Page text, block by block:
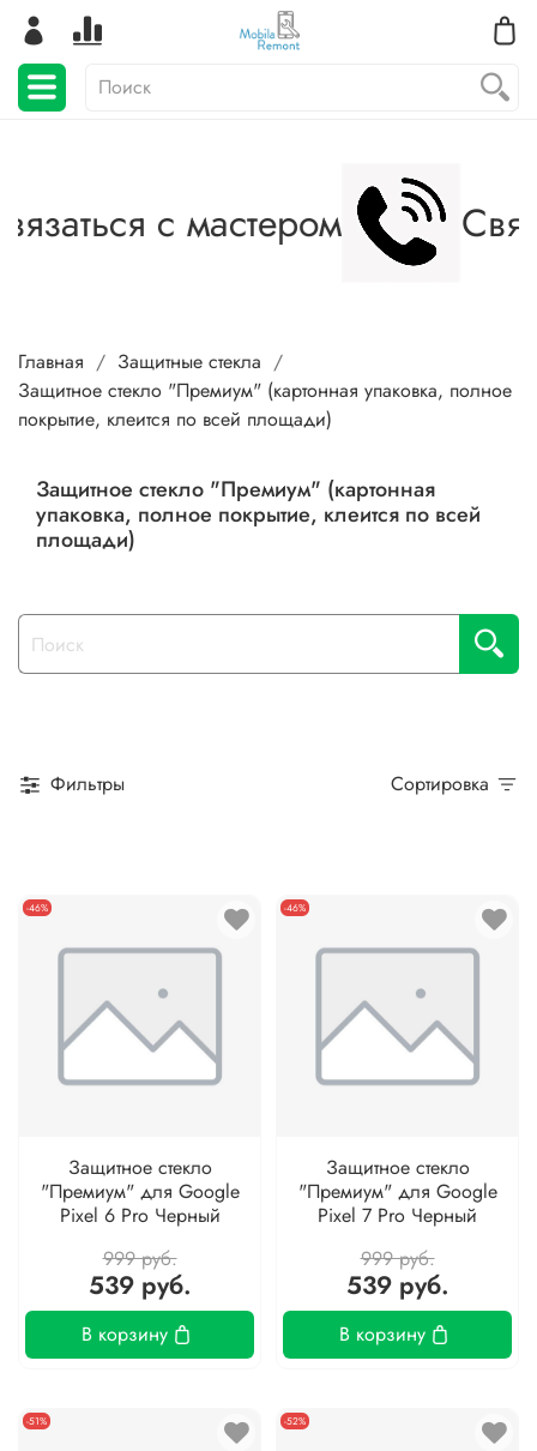
с мастером
Главная
Защитные стекла
Защитное стекло "Премиум" (картонная упаковка, полное
покрытие, клеится по всей площади)
Защитное стекло "Премиум" (картонная
упаковка, полное покрытие, клеится по всей
площади)
Фильтры Сортировка
-46%
Защитное стекло
"Премиум" для Google
Pixel 6 Pro Черный
999 руб.
539 руб.
В корзину
-46%
Защитное стекло
"Премиум" для Google
Pixel 7 Pro Черный
999 руб.
539 руб.
В корзину
-51% -52%